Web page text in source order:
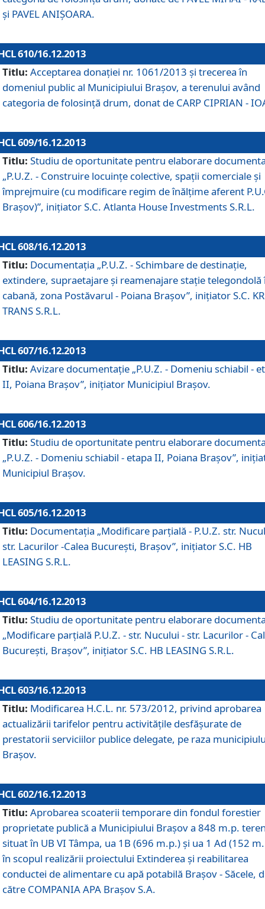
şi PAVEL ANIŞOARA.
610/16.12.2013
Titlu: Acceptarea donaţiei nr. 1061/2013 şi trecerea în
domeniul public al Municipiului Braşov, a terenului având
categoria de folosinţă drum, donat de CARP CIPRIAN -
609/16.12.2013
Titlu: Studiu de oportunitate pentru elaborare
„P.U.Z. - Construire locuinţe colective, spaţii comerciale şi
împrejmuire (cu modificare regim de înălţime aferent
Braşov)”, iniţiator S.C. Atlanta House Investments S.R.L.
608/16.12.2013
Titlu: Documentaţia „P.U.Z. - Schimbare de destinaţie,
extindere, supraetajare şi reamenajare staţie telegondolă
cabană, zona Postăvarul - Poiana Braşov”, iniţiator S.C.
TRANS S.R.L.
607/16.12.2013
Titlu: Avizare documentaţie „P.U.Z. - Domeniu schiabil -
II, Poiana Braşov”, iniţiator Municipiul Braşov.
606/16.12.2013
Titlu: Studiu de oportunitate pentru elaborare
„P.U.Z. - Domeniu schiabil - etapa II, Poiana Braşov”,
Municipiul Braşov.
605/16.12.2013
Titlu: Documentaţia „Modificare parţială - P.U.Z. str.
str. Lacurilor -Calea Bucureşti, Braşov”, iniţiator S.C. HB
LEASING S.R.L.
604/16.12.2013
Titlu: Studiu de oportunitate pentru elaborare
„Modificare parţială P.U.Z. - str. Nucului - str. Lacurilor -
Bucureşti, Braşov”, iniţiator S.C. HB LEASING S.R.L.
603/16.12.2013
Titlu: Modificarea H.C.L. nr. 573/2012, privind aprobarea
actualizării tarifelor pentru activităţile desfăşurate de
prestatorii serviciilor publice delegate, pe raza
Braşov.
602/16.12.2013
Titlu: Aprobarea scoaterii temporare din fondul forestier
proprietate publică a Municipiului Braşov a 848 m.p.
situat în UB VI Tâmpa, ua 1B (696 m.p.) şi ua 1 Ad (152
în scopul realizării proiectului Extinderea şi reabilitarea
conductei de alimentare cu apă potabilă Braşov - Săcele,
către COMPANIA APA Braşov S.A.